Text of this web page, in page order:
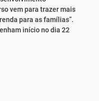
vem para trazer mais
para as famílias”.
início no dia 22